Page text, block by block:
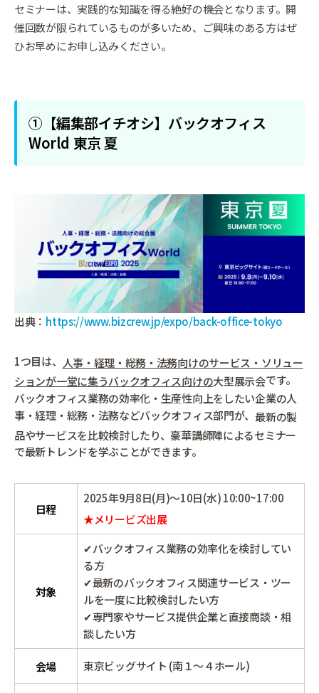
セミナーは、実践的な知識を得る絶好の機会となります。開
催回数が限られているものが多いため、ご興味のある方はぜ
ひお早めにお申し込みください。
①【編集部イチオシ】バックオフィス
World 東京 夏
出典： https://www.bizcrew.jp/expo/back-office-tokyo
1つ目は、 人事・経理・総務・法務向けのサービス・ソリュー
ションが一堂に集うバックオフィス向けの大型展示会です。
バックオフィス業務の効率化・生産性向上をしたい企業の人
事・経理・総務・法務などバックオフィス部門が、最新の製
品やサービスを比較検討したり、豪華講師陣によるセミナー
で最新トレンドを学ぶことができます。
日程
2025年9月8日(月)～10日(水) 10:00~17:00
★メリービズ出展
対象
✔バックオフィス業務の効率化を検討してい
る方
✔最新のバックオフィス関連サービス・ツー
ルを一度に比較検討したい方
✔専門家やサービス提供企業と直接商談・相
談したい方
会場 東京ビッグサイト (南１〜４ホール)